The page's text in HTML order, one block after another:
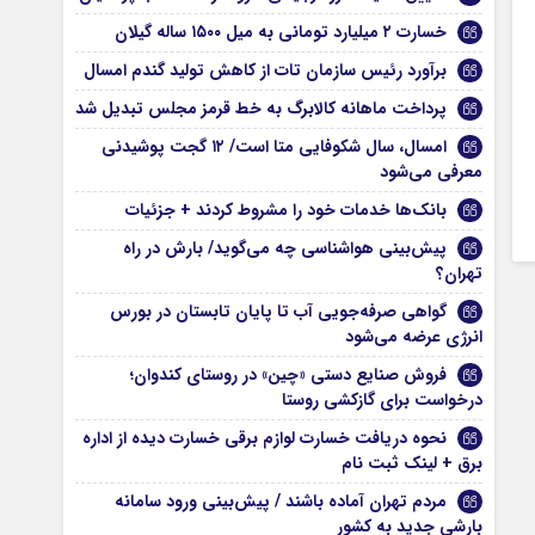
خسارت ۲ میلیارد تومانی به میل ۱۵۰۰ ساله گیلان
برآورد رئیس سازمان تات از کاهش تولید گندم امسال
پرداخت ماهانه کالابرگ به خط قرمز مجلس تبدیل شد
امسال، سال شکوفایی متا است/ ۱۲ گجت پوشیدنی
معرفی می‌شود
بانک‌ها خدمات خود را مشروط کردند + جزئیات
پیش‌بینی هواشناسی چه می‌گوید/ بارش در راه
تهران؟
گواهی صرفه‌جویی آب تا پایان تابستان در بورس
انرژی عرضه می‌شود
فروش صنایع دستی «چین» در روستای کندوان؛
درخواست برای گازکشی روستا
نحوه دریافت خسارت لوازم برقی خسارت دیده از اداره
برق + لینک ثبت نام
مردم تهران آماده باشند / پیش‌بینی ورود سامانه
بارشی جدید به کشور